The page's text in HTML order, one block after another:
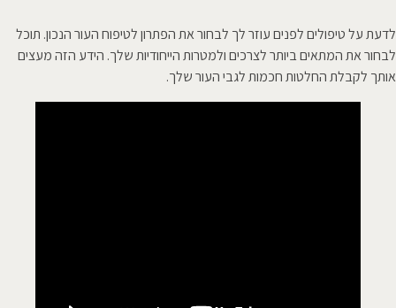
לדעת על טיפולים לפנים עוזר לך לבחור את הפתרון לטיפוח העור הנכון. תוכל
לבחור את המתאים ביותר לצרכים ולמטרות הייחודיות שלך. הידע הזה מעצים
אותך לקבלת החלטות חכמות לגבי העור שלך.